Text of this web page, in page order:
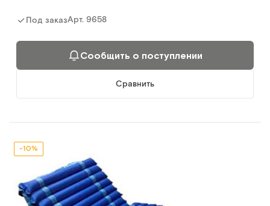
Под заказАрт. 9658
Сообщить о поступлении
Сравнить
-10%